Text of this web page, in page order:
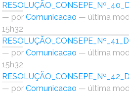
Ministério da Indústria, Comércio Exterior e
Ministério de Minas e Energia
Ministério do Planejamento, Desenvolvimento
Ministério da Ciência, Tecnologia, Inovações
— por Comunicacao — última
15h32
— por Comunicacao — última
15h32
— por Comunicacao — última